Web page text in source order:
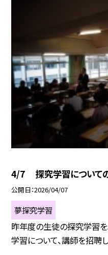
4/7 探究学習について
公開日 2026/04/07
夢探究学習
昨年度の生徒の探究学習
学習について、講師を招聘し